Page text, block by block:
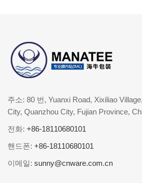
주소: 80 번, Yuanxi Road, Xixiliao
City, Quanzhou City, Fujian Province,
전화: +86-18110680101
핸드폰: +86-18110680101
이메일: sunny@cnware.com.cn